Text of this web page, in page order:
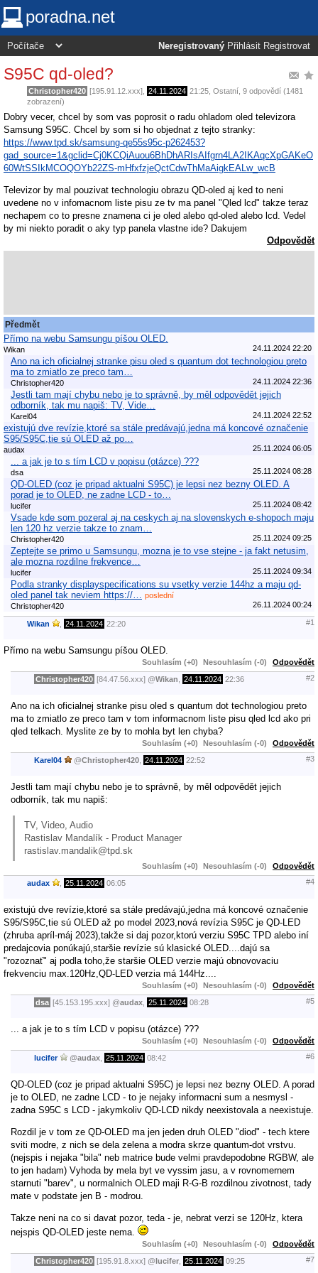
poradna.net
Neregistrovaný Přihlásit Registrovat
S95C qd-oled?
Christopher420 [195.91.12.xxx], 24.11.2024 21:25 Ostatní , 9 odpovědí (1481
zobrazení)
Dobry vecer, chcel by som vas poprosit o radu ohladom oled televizora
Samsung S95C. Chcel by som si ho objednat z tejto stranky:
https://www.tpd.sk/samsung-qe55s95c-p262453?
gad_source=1&gclid=Cj0KCQiAuou6BhDhARIsAIfgrn4LA2IKAqcXpGAKeO
60WtSSIkMCOQOYb22ZS-mHfxfzjeQctCdwThMaAigkEALw_wcB
Televizor by mal pouzivat technologiu obrazu QD-oled aj ked to neni
uvedene no v infomacnom liste pisu ze tv ma panel "Qled lcd" takze teraz
nechapem co to presne znamena ci je oled alebo qd-oled alebo lcd. Vedel
by mi niekto poradit o aky typ panela vlastne ide? Dakujem
Odpovědět
Předmět
Přímo na webu Samsungu píšou OLED.
Wikan 24.11.2024 22:20
Ano na ich oficialnej stranke pisu oled s quantum dot technologiou preto
ma to zmiatlo ze preco tam…
Christopher420 24.11.2024 22:36
Jestli tam mají chybu nebo je to správně, by měl odpovědět jejich
odborník, tak mu napiš: TV, Vide…
Karel04 24.11.2024 22:52
existujú dve revízie,ktoré sa stále predávajú,jedna má koncové označenie
S95/S95C,tie sú OLED až po…
audax 25.11.2024 06:05
... a jak je to s tím LCD v popisu (otázce) ???
dsa 25.11.2024 08:28
QD-OLED (coz je pripad aktualni S95C) je lepsi nez bezny OLED. A
porad je to OLED, ne zadne LCD - to…
lucifer 25.11.2024 08:42
Vsade kde som pozeral aj na ceskych aj na slovenskych e-shopoch maju
len 120 hz verzie takze to znam…
Christopher420 25.11.2024 09:25
Zeptejte se primo u Samsungu, mozna je to vse stejne - ja fakt netusim,
ale mozna rozdilne frekvence…
lucifer 25.11.2024 09:34
Podla stranky displayspecifications su vsetky verzie 144hz a maju qd-
oled panel tak neviem https://…
poslední
Christopher420
26.11.2024 00:24
Wikan 24.11.2024 22:20 #1
Přímo na webu Samsungu píšou OLED.
Souhlasím (+0) Nesouhlasím (-0) Odpovědět
Christopher420 [84.47.56.xxx] @Wikan 24.11.2024 22:36 #2
Ano na ich oficialnej stranke pisu oled s quantum dot technologiou preto
ma to zmiatlo ze preco tam v tom informacnom liste pisu qled lcd ako pri
qled telkach. Myslite ze by to mohla byt len chyba?
Souhlasím (+0) Nesouhlasím (-0) Odpovědět
Karel04 @Christopher420 24.11.2024 22:52 #3
Jestli tam mají chybu nebo je to správně, by měl odpovědět jejich
odborník, tak mu napiš:
TV, Video, Audio
Rastislav Mandalík - Product Manager
rastislav.mandalik@tpd.sk
Souhlasím (+0) Nesouhlasím (-0) Odpovědět
audax 25.11.2024 06:05 #4
existujú dve revízie,ktoré sa stále predávajú,jedna má koncové označenie
S95/S95C,tie sú OLED až po model 2023,nová revízia S95C je QD-LED
(zhruba apríl-máj 2023),takže si daj pozor,ktorú verziu S95C TPD alebo iní
predajcovia ponúkajú,staršie revízie sú klasické OLED....dajú sa
"rozoznať" aj podla toho,že staršie OLED verzie majú obnovovaciu
frekvenciu max.120Hz,QD-LED verzia má 144Hz....
Souhlasím (+0) Nesouhlasím (-0) Odpovědět
dsa [45.153.195.xxx] @audax 25.11.2024 08:28 #5
... a jak je to s tím LCD v popisu (otázce) ???
Souhlasím (+0) Nesouhlasím (-0) Odpovědět
lucifer @audax 25.11.2024 08:42 #6
QD-OLED (coz je pripad aktualni S95C) je lepsi nez bezny OLED. A porad
je to OLED, ne zadne LCD - to je nejaky informacni sum a nesmysl -
zadna S95C s LCD - jakymkoliv QD-LCD nikdy neexistovala a neexistuje.
Rozdil je v tom ze QD-OLED ma jen jeden druh OLED "diod" - tech ktere
sviti modre, z nich se dela zelena a modra skrze quantum-dot vrstvu.
(nejspis i nejaka "bila" neb matrice bude velmi pravdepodobne RGBW, ale
to jen hadam) Vyhoda by mela byt ve vyssim jasu, a v rovnomernem
starnuti "barev", u normalnich OLED maji R-G-B rozdilnou zivotnost, tady
mate v podstate jen B - modrou.
Takze neni na co si davat pozor, teda - je, nebrat verzi se 120Hz, ktera
nejspis QD-OLED jeste nema.
Souhlasím (+0) Nesouhlasím (-0) Odpovědět
Christopher420 [195.91.8.xxx] @lucifer 25.11.2024 09:25 #7